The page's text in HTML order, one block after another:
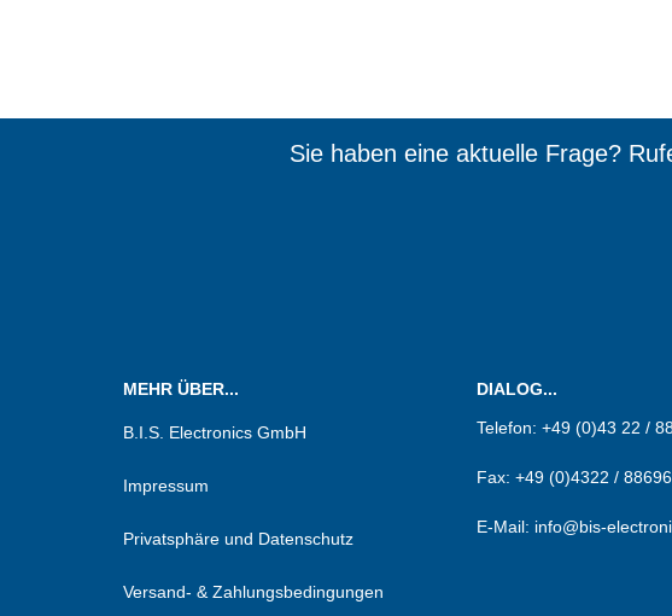
Sie haben eine aktuelle Frage?
Wir sind
MEHR ÜBER...
B.I.S. Electronics GmbH
Impressum
Privatsphäre und Datenschutz
Versand- & Zahlungsbedingungen
DIALOG...
Telefon: +49 (0)43 22 /
Fax: +49 (0)4322 /
E-Mail: info@bis-